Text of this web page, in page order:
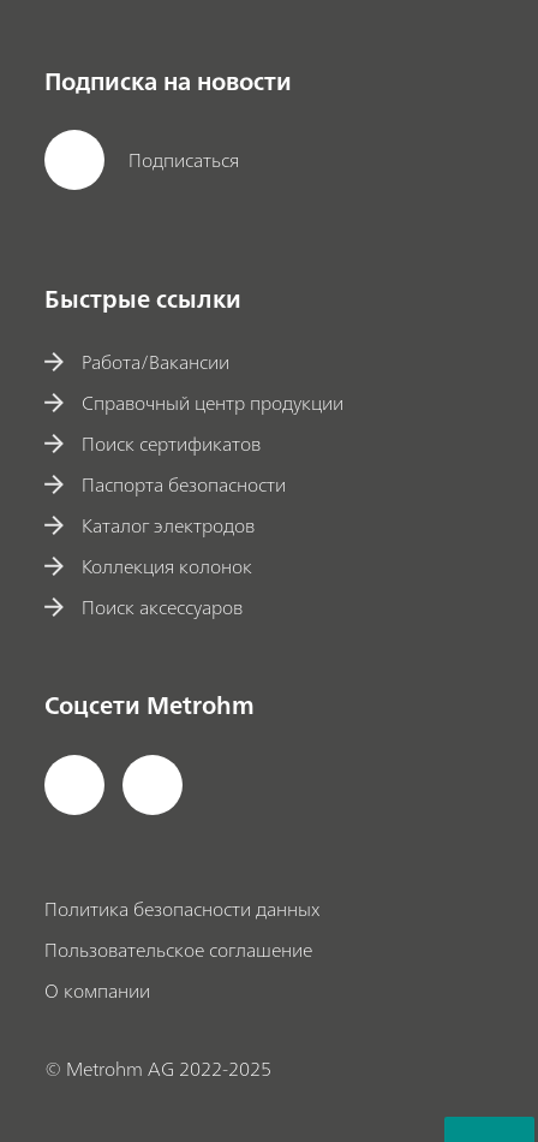
Подписка на новости
Подписаться
Быстрые ссылки
Работа/Вакансии
Справочный центр продукции
Поиск сертификатов
Паспорта безопасности
Каталог электродов
Коллекция колонок
Поиск аксессуаров
Соцсети Metrohm
Политика безопасности данных
Пользовательское соглашение
О компании
© Metrohm AG 2022-2025